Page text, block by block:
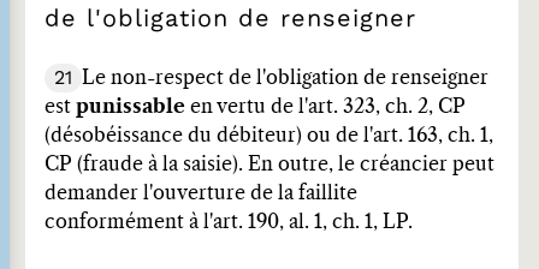
de l'obligation de renseigner
21
Le non-respect de l'obligation de renseigner
est punissable en vertu de l'art. 323, ch. 2, CP
(désobéissance du débiteur) ou de l'art. 163, ch. 1,
CP (fraude à la saisie). En outre, le créancier peut
demander l'ouverture de la faillite
conformément à l'art. 190, al. 1, ch. 1, LP.